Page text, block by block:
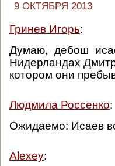
9 ОКТЯБРЯ 2013
Гринев Игорь:
Думаю, дебош
Нидерландах
котором они
Людмила Россенко:
Ожидаемо: Исаев
Alexey: